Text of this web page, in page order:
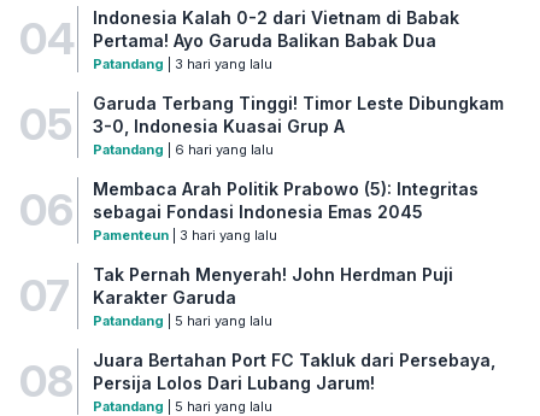
04
Indonesia Kalah 0-2 dari Vietnam di Babak
Pertama! Ayo Garuda Balikan Babak Dua
Patandang | 3 hari yang lalu
05
Garuda Terbang Tinggi! Timor Leste Dibungkam
3-0, Indonesia Kuasai Grup A
Patandang | 6 hari yang lalu
06
Membaca Arah Politik Prabowo (5): Integritas
sebagai Fondasi Indonesia Emas 2045
Pamenteun| 3 hari yang lalu
07
Tak Pernah Menyerah! John Herdman Puji
Karakter Garuda
Patandang | 5 hari yang lalu
08
Juara Bertahan Port FC Takluk dari Persebaya,
Persija Lolos Dari Lubang Jarum!
Patandang | 5 hari yang lalu